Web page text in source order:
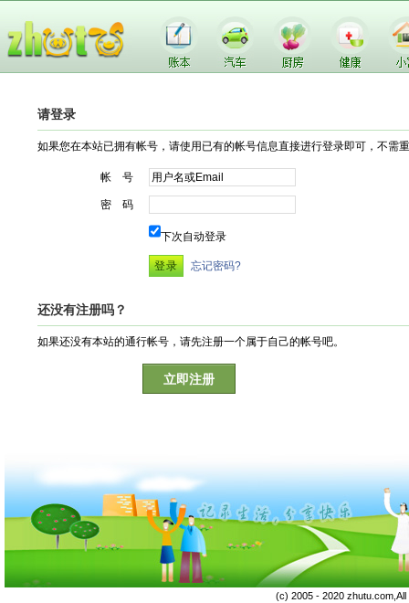
请登录
如果您在本站已拥有帐号，请使用已有的帐号信息直接进行登录即可，不需
帐 号
密 码
下次自动登录
忘记密码?
还没有注册吗？
如果还没有本站的通行帐号，请先注册一个属于自己的帐号吧。
立即注册
(c) 2005 - 2020